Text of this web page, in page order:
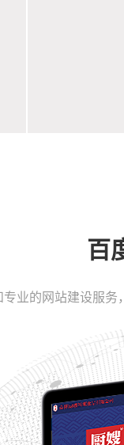
百
业的网站建设服